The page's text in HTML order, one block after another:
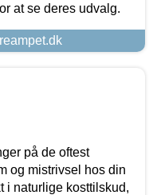
at se deres udvalg.
på de oftest
og mistrivsel hos din
i naturlige kosttilskud,